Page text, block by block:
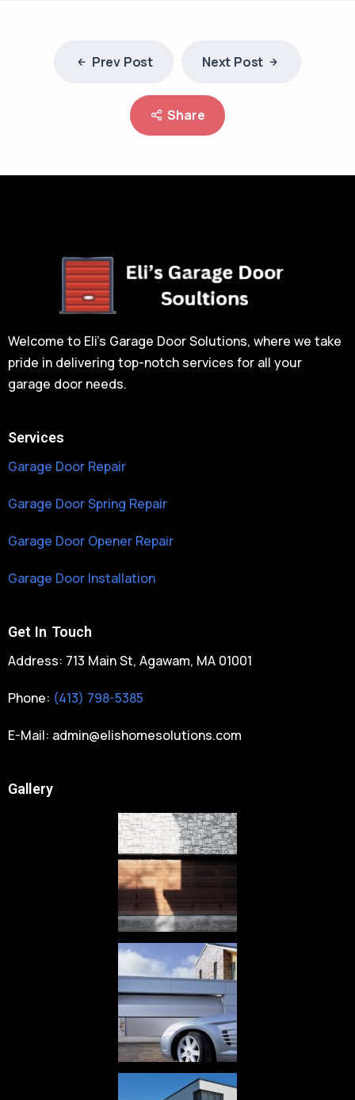
Prev Post Next Post
Share
Welcome to Eli’s Garage Door Solutions, where we take
pride in delivering top-notch services for all your
garage door needs.
Services
Garage Door Repair
Garage Door Spring Repair
Garage Door Opener Repair
Garage Door Installation
Get In Touch
Address: 713 Main St, Agawam, MA 01001
Phone: (413) 798-5385
E-Mail: admin@elishomesolutions.com
Gallery